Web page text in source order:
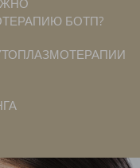
БОТП?